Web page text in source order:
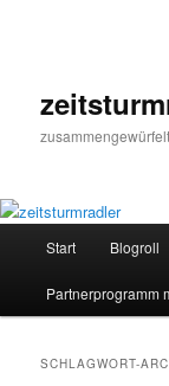
Start Blogroll
Partnerprogramm
SCHLAGWORT-